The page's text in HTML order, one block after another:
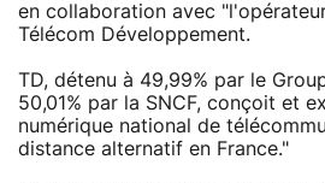
en collaboration avec
Télécom Développement.
TD, détenu à 49,99% par le
50,01% par la SNCF, conçoit et
numérique national de
distance alternatif en France."